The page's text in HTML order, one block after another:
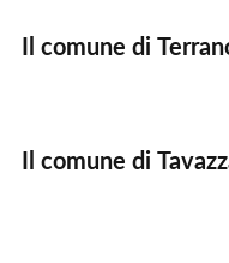
Il comune di
Il comune di